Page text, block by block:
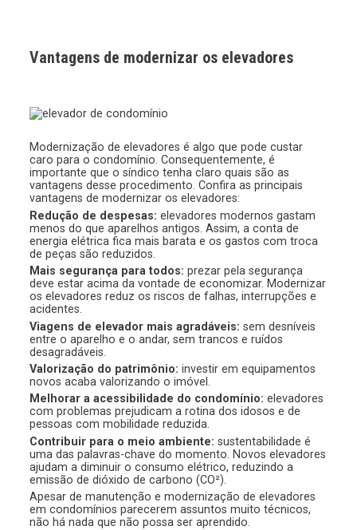
Vantagens de modernizar os elevadores
Modernização de elevadores é algo que pode custar
caro para o condomínio. Consequentemente, é
importante que o síndico tenha claro quais são as
vantagens desse procedimento. Confira as principais
vantagens de modernizar os elevadores:
Redução de despesas:elevadores modernos gastam
menos do que aparelhos antigos. Assim, a conta de
energia elétrica fica mais barata e os gastos com troca
de peças são reduzidos.
Mais segurança para todos:prezar pela segurança
deve estar acima da vontade de economizar. Modernizar
os elevadores reduz os riscos de falhas, interrupções e
acidentes.
Viagens de elevador mais agradáveis: sem desníveis
entre o aparelho e o andar, sem trancos e ruídos
desagradáveis.
Valorização do patrimônio: investir em equipamentos
novos acaba valorizando o imóvel.
Melhorar a acessibilidade do condomínio: elevadores
com problemas prejudicam a rotina dos idosos e de
pessoas com mobilidade reduzida.
Contribuir para o meio ambiente: sustentabilidade é
uma das palavras-chave do momento. Novos elevadores
ajudam a diminuir o consumo elétrico, reduzindo a
emissão de dióxido de carbono (CO²).
Apesar de manutenção e modernização de elevadores
em condomínios parecerem assuntos muito técnicos,
não há nada que não possa ser aprendido.